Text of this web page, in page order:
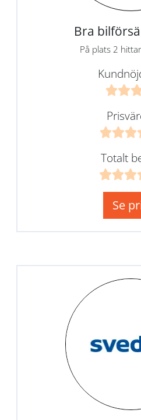
Bra
På plats 2
Totalt
Se